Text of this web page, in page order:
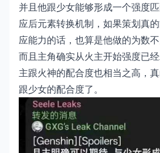
并且他跟少女能够形成一个强度
应后元素转换机制，如果策划真
应能力的话，也算是他做的为数不
而且主角确实从火主开始强度已
主跟火神的配合度也相当之高，
跟少女的配合度了。